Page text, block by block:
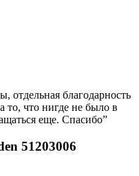
благодарность
то, что нигде не было в
еще. Спасибо”
51203006